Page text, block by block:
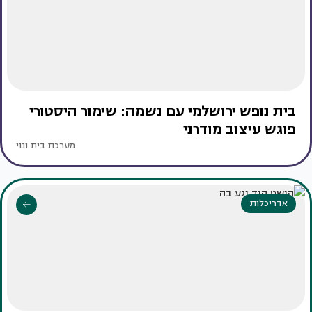
בית נופש ירושלמי עם נשמה: שימור היסטורי
פוגש עיצוב מודרני
מערכת בית ונוי
אדריכלות